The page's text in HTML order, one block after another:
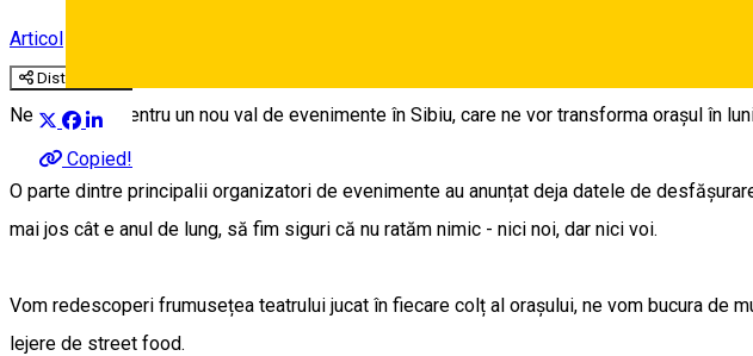
Articol
Distribuie
Copied!
Ne pregătim pentru un nou val de evenimente în Sibiu, care ne vor transforma orașul în
O parte dintre principalii organizatori de evenimente au anunțat deja datele de
mai jos cât e anul de lung, să fim siguri că nu ratăm nimic - nici noi, dar nici voi.
Vom redescoperi frumusețea teatrului jucat în fiecare colț al orașului, ne vom bucura
lejere de street food.